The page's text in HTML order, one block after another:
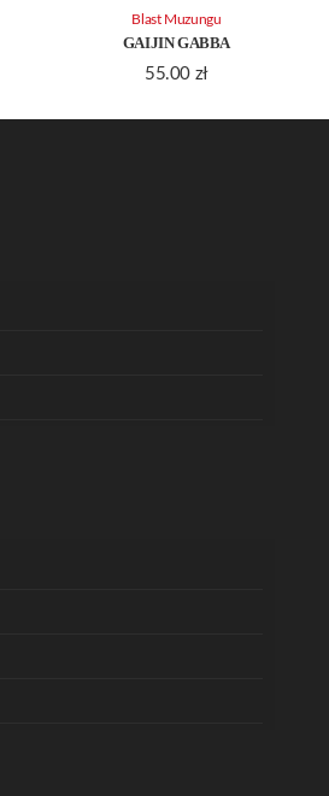
GAIJIN GABBA
55.00 zł
Blast Muzungu